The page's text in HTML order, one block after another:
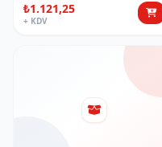
₺1.121,25
+ KDV